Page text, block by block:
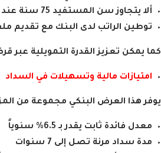
ألا يتجاوز سن المستفيد 75 سنة عند نهاية فترة السداد
توطين الراتب لدى البنك مع تقديم
كما يمكن تعزيز القدرة التمويلية
امتيازات مالية وتسهيلات في السداد
يوفر هذا العرض البنكي مجموعة من
معدل فائدة ثابت يقدر بـ 6.5% سنوياً
مدة سداد مرنة تصل إلى 7 سنوات